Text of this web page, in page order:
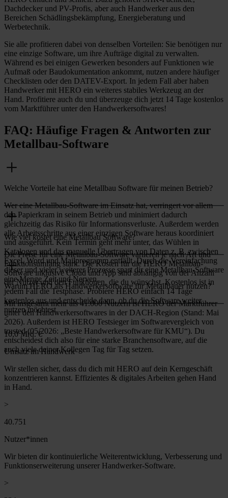
Dachdecker und PV-Profis, aber auch Handwerker aus den
Bereichen Schädlingsbekämpfung, Energieberatung und
Werbetechnik.
Sie alle profitieren dabei von denselben Vorteilen: Sie benötigen nur
eine einzige Software, um ihre Aufträge digital zu verwalten.
Während es bei einigen Gewerken besonders auf Funktionen wie
Aufmaß oder Baudokumentation ankommt, nutzen andere häufiger
Checklisten oder den DATEV-Export. In jedem Fall aber haben
Handwerker mit HERO ein weiteres stabiles Werkzeug an der
Hand. Profitiere auch du und überzeuge dich jetzt 14 Tage kostenlos
vom Marktführer unter den Handwerkersoftwares!
FAQ: Häufige Fragen & Antworten zur
Metallbau-Software
Welche Vorteile hat eine Metallbau Software für meinen Betrieb?
Wer eine Metallbau-Software im Einsatz hat, verringert vor allem
den Papierkram in seinem Betrieb und minimiert dadurch
gleichzeitig das Risiko für Informationsverluste. Außerdem werden
alle Arbeitsschritte aus einer einzigen Software heraus koordiniert
und ausgeführt. Kein Termin geht mehr unter, das Wühlen in
Katalogen und das manuelle Übertragen von Daten z. B. zwischen
Excel, Word und Mailprogramm entfällt. Durch die Vereinfachung
dieser und vieler weiterer Prozesse spart dir eine Metallbau-Software
eine Menge Zeit und Nerven.
Wie viel kostet eine Metallbau Software?
Die Preise für eine Metallbau-Software variieren je nach Art und
Funktionsumfang stark. Die Kosten für die HERO Metallbau-
Software inklusive Cloud und App sind abhängig von der Anzahl
der Nutzer und den Funktionen, die du wünschst. Kostenlos ist in
jedem Fall die Testphase. Probiere HERO einfach 14 Tage
kostenlos aus und entscheide dann, ob du die Software weiter
nutzen möchtest.
Warum HERO als Handwerkersoftware für Metallbauer nutzen?
Mit insgesamt mehr als 41.000 Nutzern ist HERO der Marktführer
unter den Handwerkersoftwares in der DACH-Region (Stand: Mai
2026). Außerdem ist HERO Testsieger im Softwarevergleich von
trusted (05/2026: „Beste Handwerkersoftware für KMU“). Du
entscheidest dich also für eine starke Branchensoftware, auf die
auch viele deiner Kollegen Tag für Tag setzen.
>
10,3 Mrd. €
Umsatz im Handwerk
Wir stellen sicher, dass du dich mit HERO auf dein Kerngeschäft
konzentrieren kannst. Effizientes & digitales Arbeiten gehen Hand
in Hand.
>
40.998
Nutzer*innen
Wir bieten dir kontinuierliche Weiterentwicklung, Verbesserung und
Funktionserweiterung unserer Handwerker-Software.
>